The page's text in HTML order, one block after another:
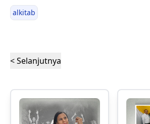
alkitab
< Selanjutnya